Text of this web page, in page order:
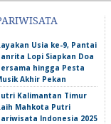
Usia ke-9, Pantai
Lopi Siapkan Doa
hingga Pesta
Akhir Pekan
Kalimantan Timur
Mahkota Putri
Indonesia 2025